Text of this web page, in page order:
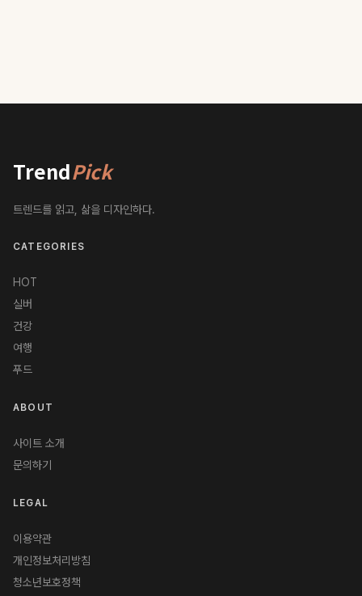
TrendPick
트렌드를 읽고, 삶을 디자인하다.
CATEGORIES
HOT
실버
건강
여행
푸드
ABOUT
사이트 소개
문의하기
LEGAL
이용약관
개인정보처리방침
청소년보호정책